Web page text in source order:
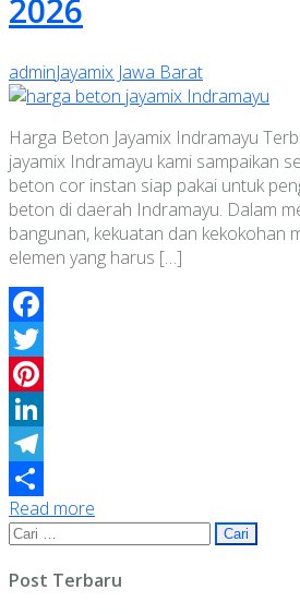
2026
adminJayamix Jawa Barat
Harga Beton Jayamix Indramayu
jayamix Indramayu kami sampaikan
beton cor instan siap pakai untuk
beton di daerah Indramayu. Dalam
bangunan, kekuatan dan kekokohan
elemen yang harus […]
Facebook
Twitter
Pinterest
LinkedIn
Telegram
Share
Read more
Cari
Post Terbaru